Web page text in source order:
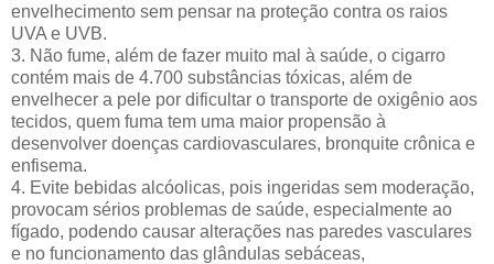
envelhecimento sem pensar na proteção contra os raios
UVA e UVB.
3. Não fume, além de fazer muito mal à saúde, o cigarro
contém mais de 4.700 substâncias tóxicas, além de
envelhecer a pele por dificultar o transporte de oxigênio aos
tecidos, quem fuma tem uma maior propensão à
desenvolver doenças cardiovasculares, bronquite crônica e
enfisema.
4. Evite bebidas alcóolicas, pois ingeridas sem moderação,
provocam sérios problemas de saúde, especialmente ao
fígado, podendo causar alterações nas paredes vasculares
e no funcionamento das glândulas sebáceas,